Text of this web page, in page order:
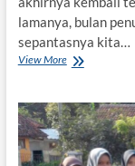
r
i
lamanya, bulan
sepantasnya kita…
View MoreR
a
d
a
n